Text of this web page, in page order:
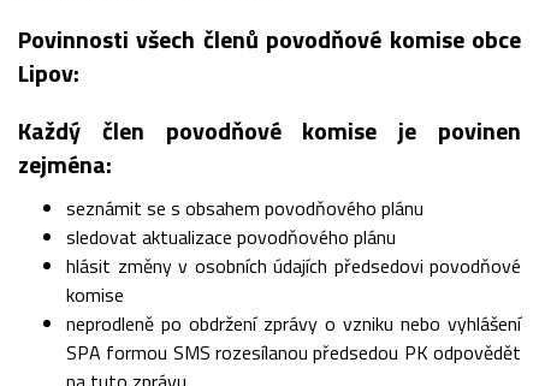
Povinnosti všech členů povodňové komise obce
Lipov:
Každý člen povodňové komise je povinen
zejména:
seznámit se s obsahem povodňového plánu
sledovat aktualizace povodňového plánu
hlásit změny v osobních údajích předsedovi povodňové
komise
neprodleně po obdržení zprávy o vzniku nebo vyhlášení
SPA formou SMS rozesílanou předsedou PK odpovědět